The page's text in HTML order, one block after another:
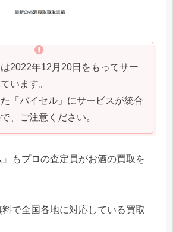
2022年12月20日をもってサー
います。
た「バイセル」にサービスが統合
、ご注意ください。
』もプロの査定員がお酒の買取を
で全国各地に対応している買取